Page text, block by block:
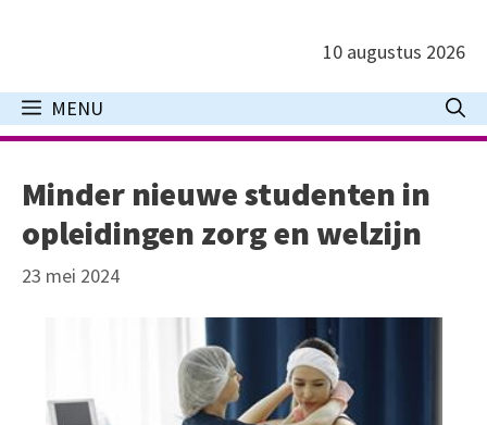
inhoud
10 augustus 2026
MENU
Minder nieuwe studenten in
opleidingen zorg en welzijn
23 mei 2024